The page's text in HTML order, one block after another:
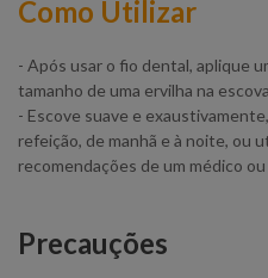
Como Utilizar
- Após usar o fio dental, aplique
tamanho de uma ervilha na
- Escove suave e
refeição, de manhã e à noite, ou
recomendações de um médico
Precauções